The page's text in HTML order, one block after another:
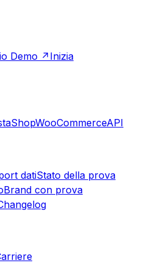
Demo ↗Inizia
WooCommerceAPI
datiStato della prova
Brand con prova